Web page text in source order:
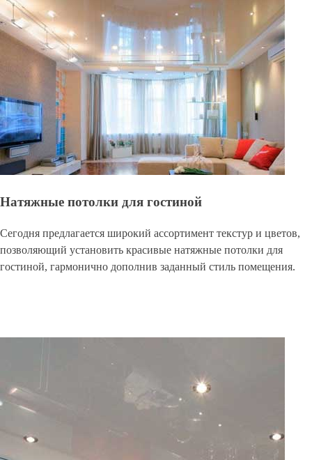
Натяжные потолки для гостиной
Сегодня предлагается широкий ассортимент текстур и цветов,
позволяющий установить красивые натяжные потолки для
гостиной, гармонично дополнив заданный стиль помещения.